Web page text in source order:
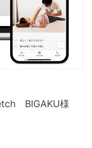
BIGAKU様